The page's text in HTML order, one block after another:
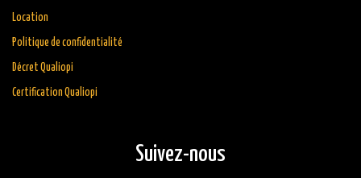
Location
Politique de confidentialité
Décret Qualiopi
Certification Qualiopi
Suivez-nous